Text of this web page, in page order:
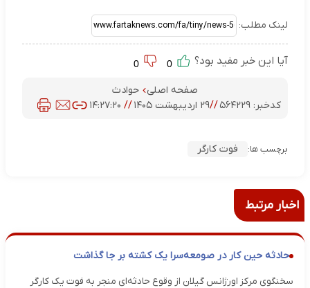
لینک مطلب:
آیا این خبر مفید بود؟
صفحه اصلی
حوادث
کدخبر:۵۶۴۲۲۹ //۲۹ اردیبهشت ۱۴۰۵ // ۱۴:۲۷:۲۰
برچسب ها: فوت کارگر
اخبار مرتبط
حادثه حین کار در صومعه‌سرا یک کشته بر جا گذاشت
سخنگوی مرکز اورژانس گیلان از وقوع حادثه‌ای منجر به فوت یک کارگر